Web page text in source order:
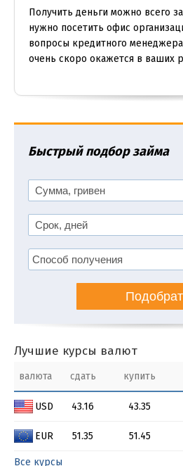
Получить деньги можно всего
нужно посетить офис
вопросы кредитного
очень скоро окажется в ваших
Быстрый подбор займа
Лучшие курсы валют
валюта сдать купить
USD 43.16 43.35
EUR 51.35 51.45
Все курсы